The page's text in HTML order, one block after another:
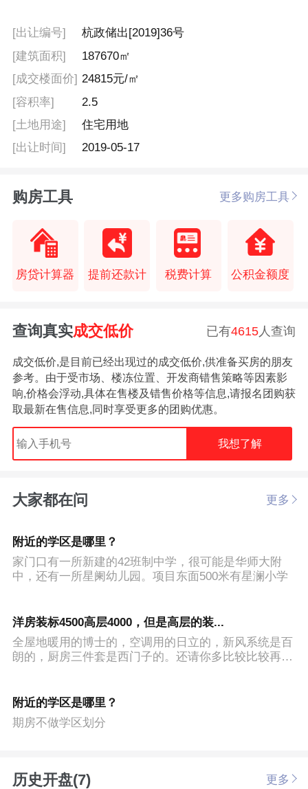
[出让编号]
杭政储出[2019]36号
[建筑面积]
187670㎡
[成交楼面价] 24815元/㎡
[容积率]
2.5
[土地用途]
住宅用地
[出让时间]
2019-05-17
购房工具 更多购房工具
房贷计算器 提前还款计 税费计算 公积金额度
查询真实成交低价 已有4615 人查询
成交低价,是目前已经出现过的成交低价,供准备买房的朋友
参考。由于受市场、楼冻位置、开发商错售策略等因素影
响,价格会浮动,具体在售楼及错售价格等信息,请报名团购获
取最新在售信息,同时享受更多的团购优惠。
我想了解
大家都在问 更多
附近的学区是哪里？
家门口有一所新建的42班制中学，很可能是华师大附
中，还有一所星阑幼儿园。项目东面500米有星澜小学
洋房装标4500高层4000，但是高层的装...
全屋地暖用的博士的，空调用的日立的，新风系统是百
朗的，厨房三件套是西门子的。还请你多比较比较再看
附近的学区是哪里？
期房不做学区划分
历史开盘(7) 更多